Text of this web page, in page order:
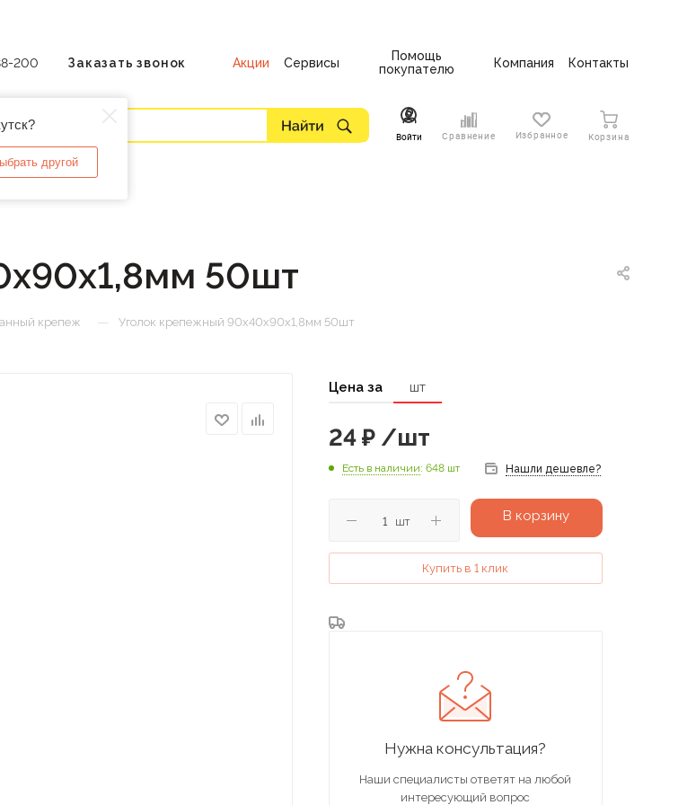
другой
200 Заказать звонок Акции Сервисы
Помощь
покупателю
Компания Контакты
Войти Сравнение Избранное Корзина
50шт
крепеж — Уголок крепежный 90х40х90х1,8мм 50шт
Цена за шт
24₽/шт
Есть в наличии: 648 шт Нашли дешевле?
шт В корзину
Купить в 1 клик
Нужна консультация?
Наши специалисты ответят на любой
интересующий вопрос